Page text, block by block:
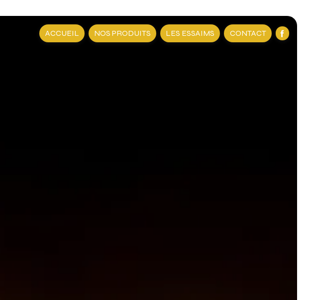
ACCUEIL NOS PRODUITS LES ESSAIMS CONTACT